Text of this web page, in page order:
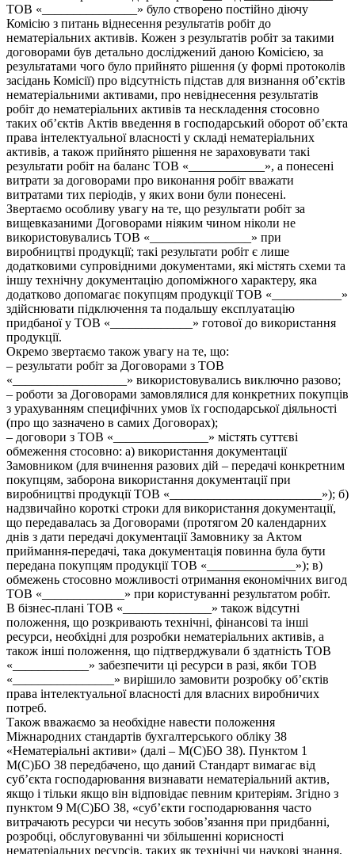
ТОВ «_______________» було створено постійно діючу
Комісію з питань віднесення результатів робіт до
нематеріальних активів. Кожен з результатів робіт за такими
договорами був детально досліджений даною Комісією, за
результатами чого було прийнято рішення (у формі протоколів
засідань Комісії) про відсутність підстав для визнання об’єктів
нематеріальними активами, про невіднесення результатів
робіт до нематеріальних активів та нескладення стосовно
таких об’єктів Актів введення в господарський оборот об’єкта
права інтелектуальної власності у складі нематеріальних
активів, а також прийнято рішення не зараховувати такі
результати робіт на баланс ТОВ «____________», а понесені
витрати за договорами про виконання робіт вважати
витратами тих періодів, у яких вони були понесені.
Звертаємо особливу увагу на те, що результати робіт за
вищевказаними Договорами ніяким чином ніколи не
використовувались ТОВ «________________» при
виробництві продукції; такі результати робіт є лише
додатковими супровідними документами, які містять схеми та
іншу технічну документацію допоміжного характеру, яка
додатково допомагає покупцям продукції ТОВ «___________»
здійснювати підключення та подальшу експлуатацію
придбаної у ТОВ «_____________» готової до використання
продукції.
Окремо звертаємо також увагу на те, що:
– результати робіт за Договорами з ТОВ
«__________________» використовувались виключно разово;
– роботи за Договорами замовлялися для конкретних покупців
з урахуванням специфічних умов їх господарської діяльності
(про що зазначено в самих Договорах);
– договори з ТОВ «_______________» містять суттєві
обмеження стосовно: а) використання документації
Замовником (для вчинення разових дій – передачі конкретним
покупцям, заборона використання документації при
виробництві продукції ТОВ «________________________»); б)
надзвичайно короткі строки для використання документації,
що передавалась за Договорами (протягом 20 календарних
днів з дати передачі документації Замовнику за Актом
приймання-передачі, така документація повинна була бути
передана покупцям продукції ТОВ «______________»); в)
обмежень стосовно можливості отримання економічних вигод
ТОВ «_____________» при користуванні результатом робіт.
В бізнес-плані ТОВ «______________» також відсутні
положення, що розкривають технічні, фінансові та інші
ресурси, необхідні для розробки нематеріальних активів, а
також інші положення, що підтверджували б здатність ТОВ
«____________» забезпечити ці ресурси в разі, якби ТОВ
«________________» вирішило замовити розробку об’єктів
права інтелектуальної власності для власних виробничих
потреб.
Також вважаємо за необхідне навести положення
Міжнародних стандартів бухгалтерського обліку 38
«Нематеріальні активи» (далі – М(С)БО 38). Пунктом 1
М(С)БО 38 передбачено, що даний Стандарт вимагає від
суб’єкта господарювання визнавати нематеріальний актив,
якщо і тільки якщо він відповідає певним критеріям. Згідно з
пунктом 9 М(С)БО 38, «суб’єкти господарювання часто
витрачають ресурси чи несуть зобов’язання при придбанні,
розробці, обслуговуванні чи збільшенні корисності
нематеріальних ресурсів, таких як технічні чи наукові знання,